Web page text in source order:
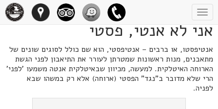
Toggle
navigation
אני לא אנטי, פסטי
אנטיפסטו, או ברבים – אנטיפסטי, הוא שם כולל לסוגים שונים של
מתאבנים, מנות ראשונות שמטרתן לעורר את התיאבון לפני הגשת
הארוחה האיטלקית. למעשה, מכיוון שבאיטלקית אנטה משמעו 'לפני'
הרי שלא מדובר ב"נגד" הפסטי (ארוחה) אלא רק במשהו שבא
לפניה.